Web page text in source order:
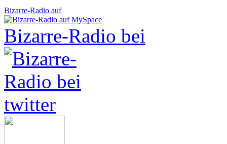
Bizarre-Radio auf
Bizarre-Radio bei